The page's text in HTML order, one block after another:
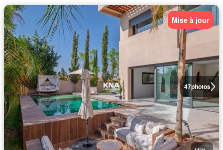
47photos
Mise à jour